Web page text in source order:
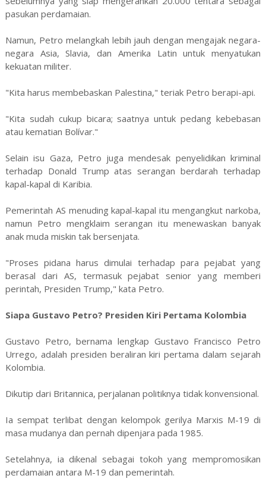
pasukan perdamaian.
Namun, Petro melangkah lebih jauh dengan mengajak negara-
negara Asia, Slavia, dan Amerika Latin untuk menyatukan
kekuatan militer.
"Kita harus membebaskan Palestina," teriak Petro berapi-api.
"Kita sudah cukup bicara; saatnya untuk pedang kebebasan
atau kematian Bolívar."
Selain isu Gaza, Petro juga mendesak penyelidikan kriminal
terhadap Donald Trump atas serangan berdarah terhadap
kapal-kapal di Karibia.
Pemerintah AS menuding kapal-kapal itu mengangkut narkoba,
namun Petro mengklaim serangan itu menewaskan banyak
anak muda miskin tak bersenjata.
"Proses pidana harus dimulai terhadap para pejabat yang
berasal dari AS, termasuk pejabat senior yang memberi
perintah, Presiden Trump," kata Petro.
Siapa Gustavo Petro? Presiden Kiri Pertama Kolombia
Gustavo Petro, bernama lengkap Gustavo Francisco Petro
Urrego, adalah presiden beraliran kiri pertama dalam sejarah
Kolombia.
Dikutip dari Britannica, perjalanan politiknya tidak konvensional.
Ia sempat terlibat dengan kelompok gerilya Marxis M-19 di
masa mudanya dan pernah dipenjara pada 1985.
Setelahnya, ia dikenal sebagai tokoh yang mempromosikan
perdamaian antara M-19 dan pemerintah.